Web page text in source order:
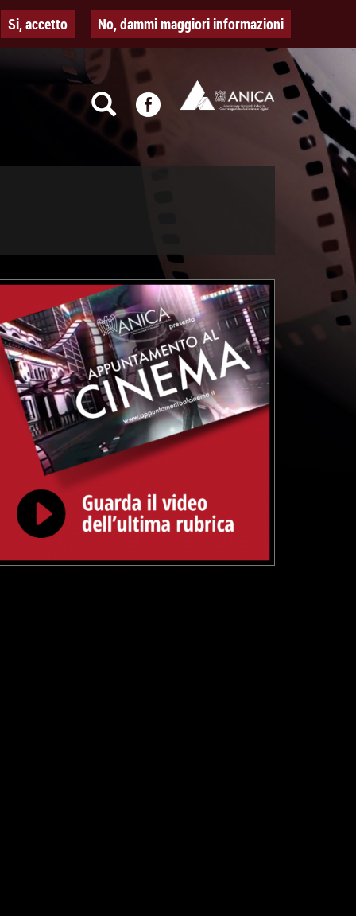
Si, accetto No, dammi maggiori informazioni